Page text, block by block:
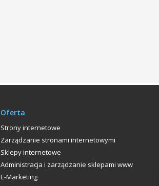
Oferta
Strony internetowe
Zarządzanie stronami internetowymi
Sklepy internetowe
Administracja i zarządzanie sklepami www
E-Marketing